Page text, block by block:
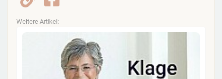
Weitere Artikel: